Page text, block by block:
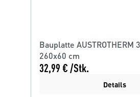
Bauplatte AUSTROTHERM
260x60 cm
32,99 € /Stk.
Details